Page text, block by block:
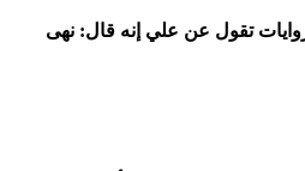
تقول عن علي إنه قال: نهى